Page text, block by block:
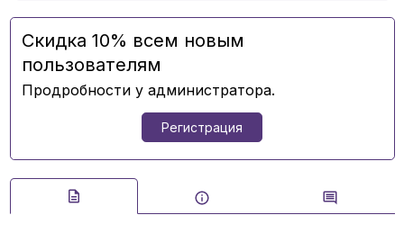
Скидка 10% всем новым
пользователям
Продробности у администратора.
Регистрация